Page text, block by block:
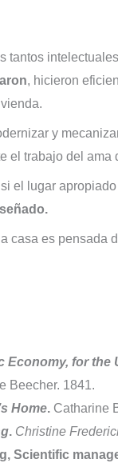
tantos
, hicieron
y
el trabajo del ama
el lugar
casa es pensada
Economy, for the
Beecher. 1841.
Home.Catharine
. Christine
Scientific